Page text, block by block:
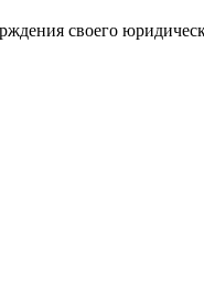
своего